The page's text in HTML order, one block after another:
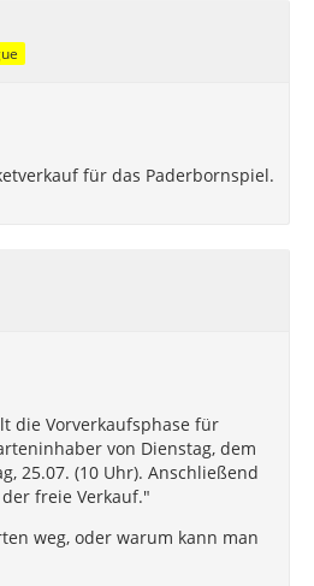
für das Paderbornspiel.
die Vorverkaufsphase für
von Dienstag, dem
25.07. (10 Uhr). Anschließend
freie Verkauf."
weg, oder warum kann man